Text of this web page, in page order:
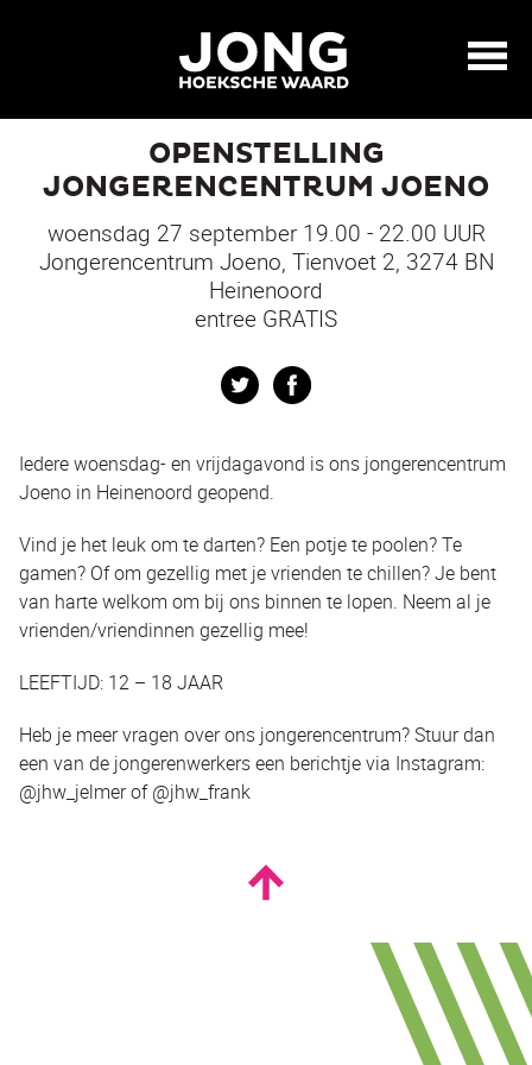
OPENSTELLING
JONGERENCENTRUM JOENO
woensdag 27 september 19.00 - 22.00 UUR
Jongerencentrum Joeno, Tienvoet 2, 3274 BN
Heinenoord
entree GRATIS
Twitter
Iedere woensdag- en vrijdagavond is ons jongerencentrum
Joeno in Heinenoord geopend.
Vind je het leuk om te darten? Een potje te poolen? Te
gamen? Of om gezellig met je vrienden te chillen? Je bent
van harte welkom om bij ons binnen te lopen. Neem al je
vrienden/vriendinnen gezellig mee!
LEEFTIJD: 12 – 18 JAAR
Heb je meer vragen over ons jongerencentrum? Stuur dan
een van de jongerenwerkers een berichtje via Instagram:
@jhw_jelmer of @jhw_frank